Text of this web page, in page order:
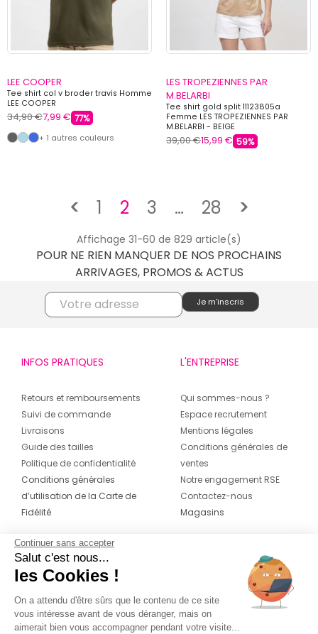
LEE COOPER
Tee shirt col v broder travis Homme
LEE COOPER
34,90 €7,99 € 77%
+ 1 autres couleurs
LES TROPEZIENNES PAR
M.BELARBI
Tee shirt gold split 11123805a
Femme LES TROPEZIENNES PAR
M.BELARBI - BEIGE
39,00 €15,99 € 59%
< Précédent
1 2 3 … 28 >
Affichage 31-60 de 829 article(s)
POUR NE RIEN MANQUER DE NOS PROCHAINS
ARRIVAGES, PROMOS & ACTUS
INFOS PRATIQUES
Retours et remboursements
Suivi de commande
Livraisons
Guide des tailles
Politique de confidentialité
Conditions générales
d’utilisation de la Carte de
Fidélité
L'ENTREPRISE
Qui sommes-nous ?
Espace recrutement
Mentions légales
Conditions générales de
ventes
Notre engagement RSE
Contactez-nous
Magasins
CONTACT
04 42 20 78 42
Du lundi au jeudi de 8h30 à 16h30 & le
vendredi de 8h30 à 15h30
Continuer sans accepter
Salut c'est nous...
les Cookies !
On a attendu d'être sûrs que le contenu de ce site
vous intéresse avant de vous déranger, mais on
aimerait bien vous accompagner pendant votre visite...